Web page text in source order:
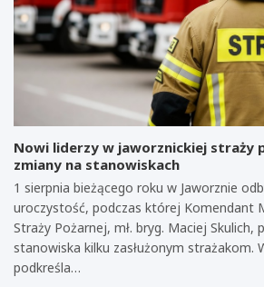
Nowi liderzy w jaworznickiej straży
zmiany na stanowiskach
1 sierpnia bieżącego roku w Jaworznie
uroczystość, podczas której Komendant
Straży Pożarnej, mł. bryg. Maciej Skulich,
stanowiska kilku zasłużonym strażakom.
podkreśla…